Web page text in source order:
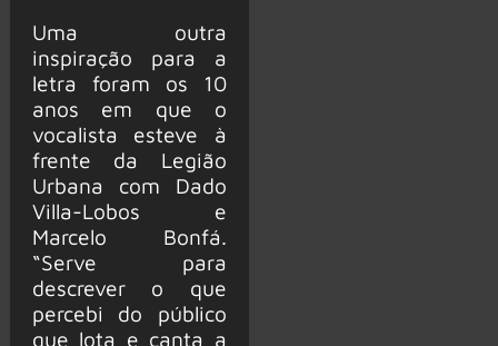
Uma outra
inspiração para a
letra foram os 10
anos em que o
vocalista esteve à
frente da Legião
Urbana com Dado
Villa-Lobos e
Marcelo Bonfá.
“Serve para
descrever o que
percebi do público
que lota e canta a